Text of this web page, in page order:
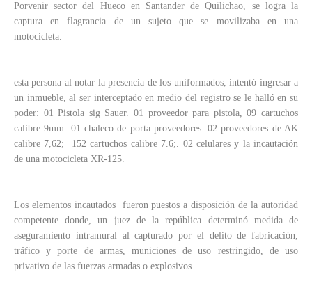
Porvenir sector del Hueco en Santander de Quilichao, se logra la
captura en flagrancia de un sujeto que se movilizaba en una
motocicleta.
esta persona al notar la presencia de los uniformados, intentó ingresar a
un inmueble, al ser interceptado en medio del registro se le halló en su
poder: 01 Pistola sig Sauer. 01 proveedor para pistola, 09 cartuchos
calibre 9mm. 01 chaleco de porta proveedores. 02 proveedores de AK
calibre 7,62; 152 cartuchos calibre 7.6;. 02 celulares y la incautación
de una motocicleta XR-125.
Los elementos incautados fueron puestos a disposición de la autoridad
competente donde, un juez de la república determinó medida de
aseguramiento intramural al capturado por el delito de fabricación,
tráfico y porte de armas, municiones de uso restringido, de uso
privativo de las fuerzas armadas o explosivos.